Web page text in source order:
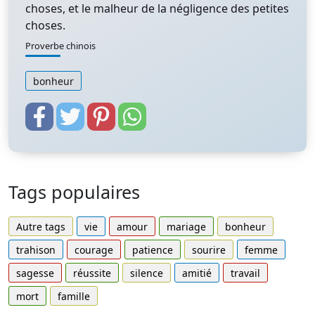
choses, et le malheur de la négligence des petites
choses.
Proverbe chinois
bonheur
Tags populaires
Autre tags vie amour mariage
bonheur
trahison
courage patience sourire
femme
sagesse
réussite silence amitié
travail
mort
famille